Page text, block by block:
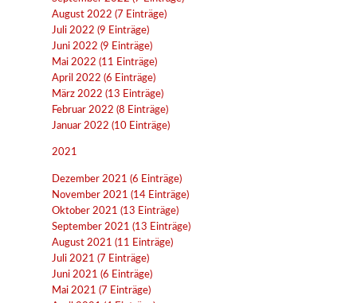
August 2022 (7 Einträge)
Juli 2022 (9 Einträge)
Juni 2022 (9 Einträge)
Mai 2022 (11 Einträge)
April 2022 (6 Einträge)
März 2022 (13 Einträge)
Februar 2022 (8 Einträge)
Januar 2022 (10 Einträge)
2021
Dezember 2021 (6 Einträge)
November 2021 (14 Einträge)
Oktober 2021 (13 Einträge)
September 2021 (13 Einträge)
August 2021 (11 Einträge)
Juli 2021 (7 Einträge)
Juni 2021 (6 Einträge)
Mai 2021 (7 Einträge)